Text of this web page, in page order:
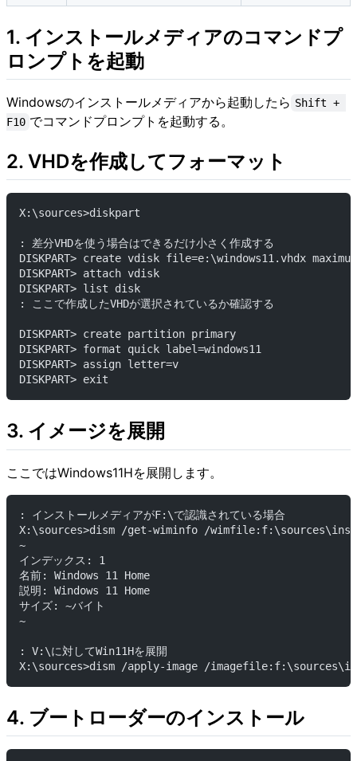
1. インストールメディアのコマンドプ
ロンプトを起動
Windowsのインストールメディアから起動したら Shift +
F10 でコマンドプロンプトを起動する。
2. VHDを作成してフォーマット
X:\sources>diskpart
: 差分VHDを使う場合はできるだけ小さく作成する
DISKPART> create vdisk file=e:\windows11.vhdx
DISKPART> attach vdisk
DISKPART> list disk
: ここで作成したVHDが選択されているか確認する
DISKPART> create partition primary
DISKPART> format quick label=windows11
DISKPART> assign letter=v
DISKPART> exit
3. イメージを展開
ここではWindows11Hを展開します。
: インストールメディアがF:\で認識されている場合
X:\sources>dism /get-wiminfo /
~
インデックス: 1
名前: Windows 11 Home
説明: Windows 11 Home
サイズ: ~バイト
~
: V:\に対してWin11Hを展開
X:\sources>dism /apply-image /
4. ブートローダーのインストール